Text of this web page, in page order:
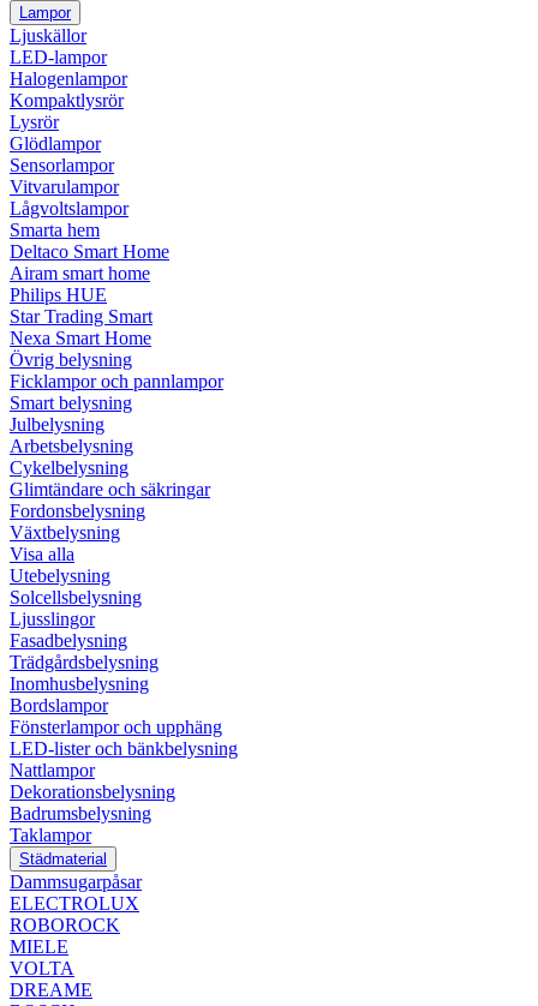
Lampor
Ljuskällor
LED-lampor
Halogenlampor
Kompaktlysrör
Lysrör
Glödlampor
Sensorlampor
Vitvarulampor
Lågvoltslampor
Smarta hem
Deltaco Smart Home
Airam smart home
Philips HUE
Star Trading Smart
Nexa Smart Home
Övrig belysning
Ficklampor och pannlampor
Smart belysning
Julbelysning
Arbetsbelysning
Cykelbelysning
Glimtändare och säkringar
Fordonsbelysning
Växtbelysning
Visa alla
Utebelysning
Solcellsbelysning
Ljusslingor
Fasadbelysning
Trädgårdsbelysning
Inomhusbelysning
Bordslampor
Fönsterlampor och upphäng
LED-lister och bänkbelysning
Nattlampor
Dekorationsbelysning
Badrumsbelysning
Taklampor
Städmaterial
Dammsugarpåsar
ELECTROLUX
ROBOROCK
MIELE
VOLTA
DREAME